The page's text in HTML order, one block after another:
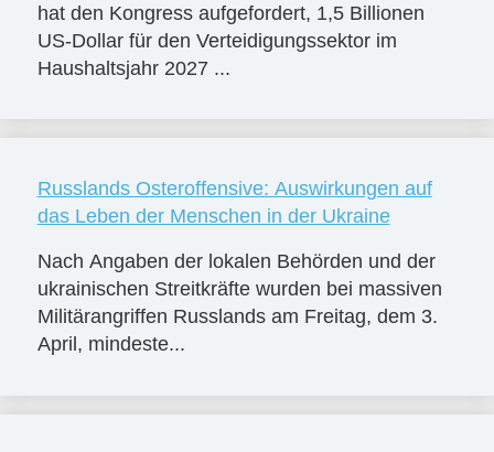
hat den Kongress aufgefordert, 1,5 Billionen
US-Dollar für den Verteidigungssektor im
Haushaltsjahr 2027 ...
Russlands Osteroffensive: Auswirkungen auf
das Leben der Menschen in der Ukraine
Nach Angaben der lokalen Behörden und der
ukrainischen Streitkräfte wurden bei massiven
Militärangriffen Russlands am Freitag, dem 3.
April, mindeste...